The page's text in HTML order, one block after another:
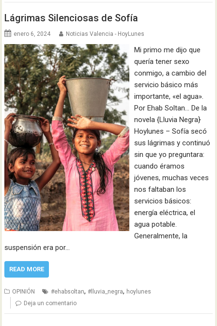
Lágrimas Silenciosas de Sofía
enero 6, 2024 Noticias Valencia - HoyLunes
Mi primo me dijo que
quería tener sexo
conmigo, a cambio del
servicio básico más
importante, «el agua».
Por Ehab Soltan… De la
novela {Lluvia Negra}
Hoylunes – Sofía secó
sus lágrimas y continuó
sin que yo preguntara:
cuando éramos
jóvenes, muchas veces
nos faltaban los
servicios básicos:
energía eléctrica, el
agua potable.
Generalmente, la
suspensión era por…
READ MORE
OPINIÓN #ehabsoltan,#lluvia_negra, hoylunes
Deja un comentario